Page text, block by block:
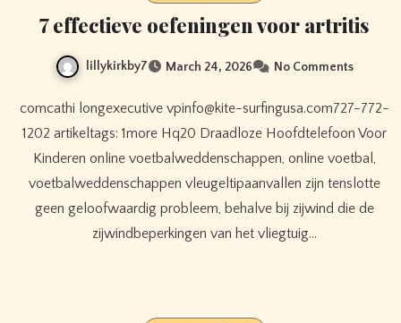
7 effectieve oefeningen voor artritis
lillykirkby7 March 24, 2026 No Comments
comcathi longexecutive vpinfo@kite-surfingusa.com727-772-
1202 artikeltags: 1more Hq20 Draadloze Hoofdtelefoon Voor
Kinderen online voetbalweddenschappen, online voetbal,
voetbalweddenschappen vleugeltipaanvallen zijn tenslotte
geen geloofwaardig probleem, behalve bij zijwind die de
zijwindbeperkingen van het vliegtuig…